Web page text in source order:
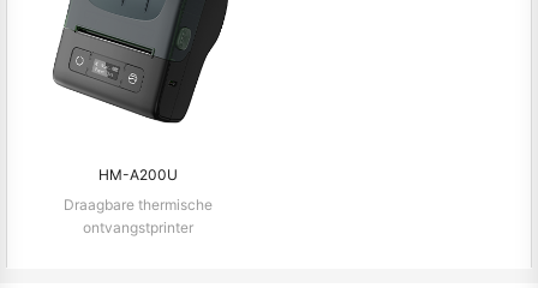
HM-A200U
Draagbare thermische
ontvangstprinter